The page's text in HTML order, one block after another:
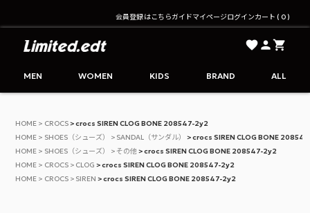
会員登録はこちらガイドマイページログインカート 0
Limited.edt - リミテッドエディション公式オンライ
MEN WOMEN KIDS BRAND ALL
HOME CROCS
crocs SIREN CLOG BONE 208547-2y2
HOME
SHOES（シューズ） SANDAL（サンダル）
crocs SIREN CLOG BONE
HOME
SHOES（シューズ） その他
crocs SIREN CLOG BONE 208547-2y2
HOME
CROCS CLOG
crocs SIREN CLOG BONE 208547-2y2
HOME
CROCS SIREN crocs SIREN CLOG BONE 208547-2y2